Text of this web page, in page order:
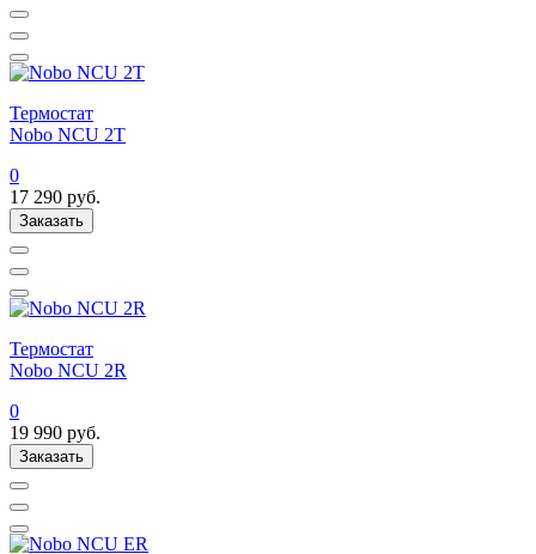
Термостат
Nobo NCU 2T
0
17 290 руб.
Заказать
Термостат
Nobo NCU 2R
0
19 990 руб.
Заказать